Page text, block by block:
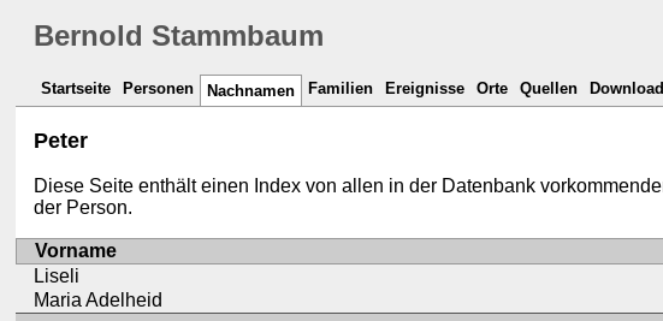
Bernold Stammbaum
Startseite Personen Nachnamen Familien Ereignisse Orte Quellen Download
Peter
Diese Seite enthält einen Index von allen in der Datenbank
der Person.
Vorname
Liseli
Maria Adelheid